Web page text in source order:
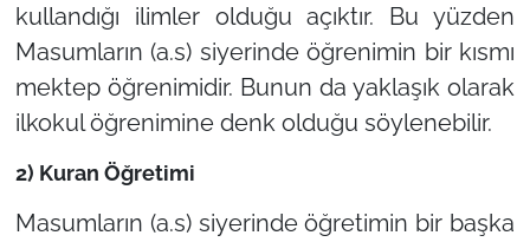
kullandığı ilimler olduğu açıktır. Bu yüzden
Masumların (a.s) siyerinde öğrenimin bir kısmı
mektep öğrenimidir. Bunun da yaklaşık olarak
ilkokul öğrenimine denk olduğu söylenebilir.
2) Kuran Öğretimi
Masumların (a.s) siyerinde öğretimin bir başka